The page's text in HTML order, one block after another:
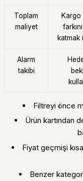
Toplam
maliyet
Kargo
katmak
Alarm
takibi
Filtreyi önce
Ürün kartından
Fiyat geçmişi
Benzer